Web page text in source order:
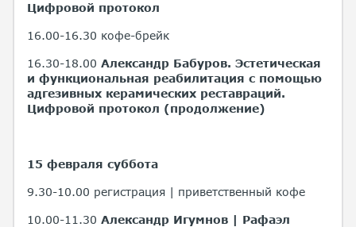
Цифровой протокол
16.00-16.30 кофе-брейк
16.30-18.00 Александр Бабуров. Эстетическая
и функциональная реабилитация с помощью
адгезивных керамических реставраций.
Цифровой протокол (продолжение)
15 февраля суббота
9.30-10.00 регистрация | приветственный кофе
10.00-11.30 Александр Игумнов | Рафаэл